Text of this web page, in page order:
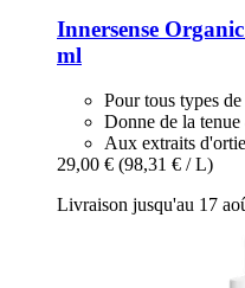
Innersense
ml
Pour tous types
Donne de la
Aux extraits
29,00 € (98,31 € / L)
Livraison jusqu'au 17